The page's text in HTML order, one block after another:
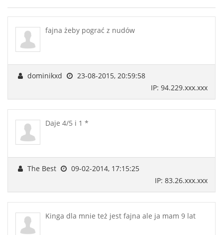
fajna żeby pograć z nudów
dominikxd
23-08-2015, 20:59:58
IP: 94.229.xxx.xxx
Daje 4/5 i 1 *
The Best
09-02-2014, 17:15:25
IP: 83.26.xxx.xxx
Kinga dla mnie też jest fajna ale ja mam 9 lat